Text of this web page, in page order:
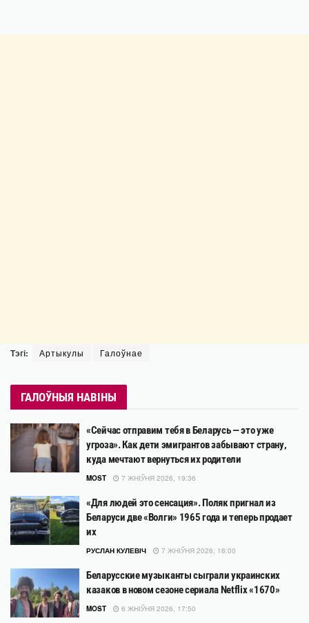
Тэгі: Артыкулы Галоўнае
ГАЛОЎНЫЯ НАВІНЫ
«Сейчас отправим тебя в Беларусь — это уже
угроза». Как дети эмигрантов забывают страну,
куда мечтают вернуться их родители
MOST 7 ЖНІЎНЯ 2026, 19:36
«Для людей это сенсация». Поляк пригнал из
Беларуси две «Волги» 1965 года и теперь продает
их
РУСЛАН КУЛЕВІЧ 7 ЖНІЎНЯ 2026, 16:00
Беларусские музыканты сыграли украинских
казаков в новом сезоне сериала Netflix «1670»
MOST 6 ЖНІЎНЯ 2026, 17:50